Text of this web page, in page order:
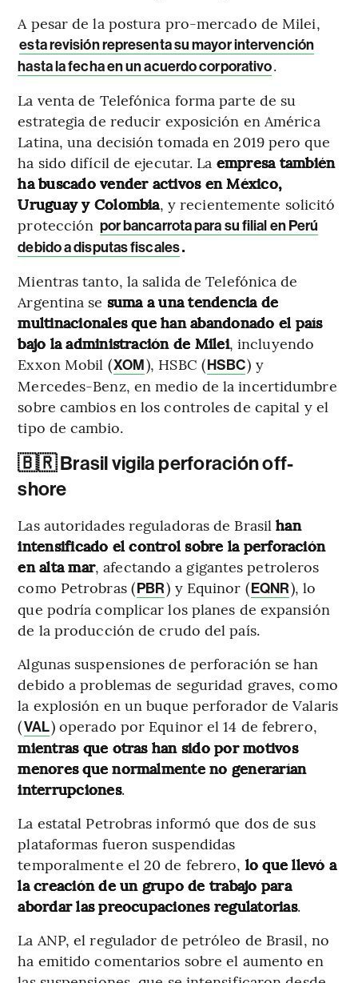
A pesar de la postura pro-mercado de Milei,
esta revisión representa su mayor intervención
hasta la fecha en un acuerdo corporativo.
La venta de Telefónica forma parte de su
estrategia de reducir exposición en América
Latina, una decisión tomada en 2019 pero que
ha sido difícil de ejecutar. La empresa también
ha buscado vender activos en México,
Uruguay y Colombia, y recientemente solicitó
protección por bancarrota para su filial en Perú
debido a disputas fiscales.
Mientras tanto, la salida de Telefónica de
Argentina se suma a una tendencia de
multinacionales que han abandonado el país
bajo la administración de Milei, incluyendo
Exxon Mobil (XOM), HSBC (HSBC) y
Mercedes-Benz, en medio de la incertidumbre
sobre cambios en los controles de capital y el
tipo de cambio.
🇧🇷 Brasil vigila perforación off-
shore
Las autoridades reguladoras de Brasilhan
intensificado el control sobre la perforación
en alta mar, afectando a gigantes petroleros
como Petrobras (PBR) y Equinor (EQNR), lo
que podría complicar los planes de expansión
de la producción de crudo del país.
Algunas suspensiones de perforación se han
debido a problemas de seguridad graves, como
la explosión en un buque perforador de Valaris
(VAL) operado por Equinor el 14 de febrero,
mientras que otras han sido por motivos
menores que normalmente no generarían
interrupciones.
La estatal Petrobras informó que dos de sus
plataformas fueron suspendidas
temporalmente el 20 de febrero, lo que llevó a
la creación de un grupo de trabajo para
abordar las preocupaciones regulatorias.
La ANP, el regulador de petróleo de Brasil, no
ha emitido comentarios sobre el aumento en